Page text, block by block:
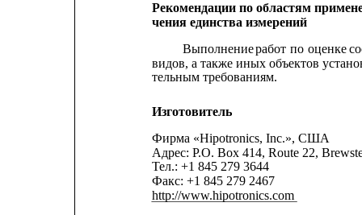
Рекомендации по областям
чения единства измерений
Выполнениеработ по оценке
видов, а также иных объектов
тельным требованиям.
Изготовитель
Фирма «Hipotronics, Inc.», США
Адрес: P.O. Box 414, Route 22,
Тел.: +1 845 279 3644
Факс: +1 845 279 2467
http://www.hipotronics.com